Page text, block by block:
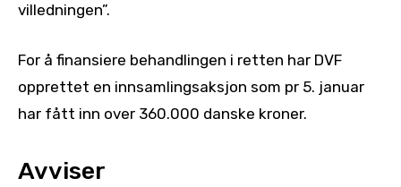
villedningen”.
For å finansiere behandlingen i retten har DVF
opprettet en innsamlingsaksjon som pr 5. januar
har fått inn over 360.000 danske kroner.
Avviser